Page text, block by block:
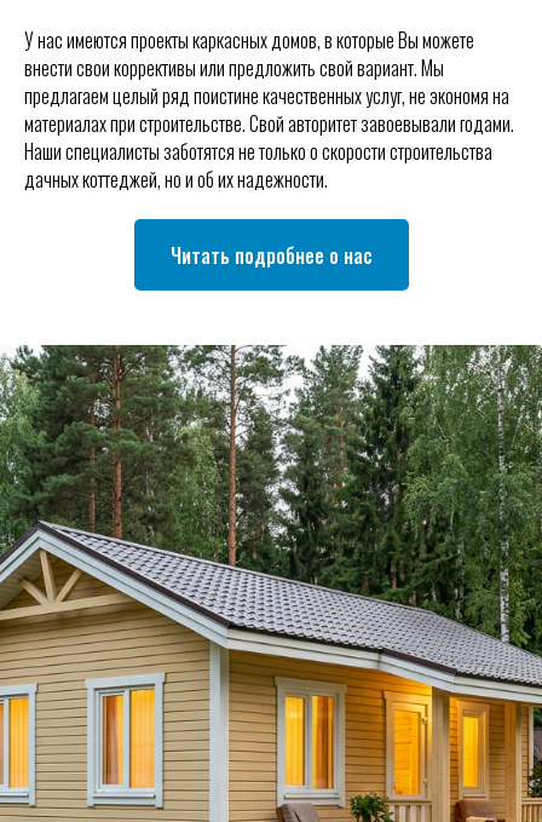
У нас имеются проекты каркасных домов, в которые Вы можете
внести свои коррективы или предложить свой вариант. Мы
предлагаем целый ряд поистине качественных услуг, не экономя на
материалах при строительстве. Свой авторитет завоевывали годами.
Наши специалисты заботятся не только о скорости строительства
дачных коттеджей, но и об их надежности.
Читать подробнее о нас